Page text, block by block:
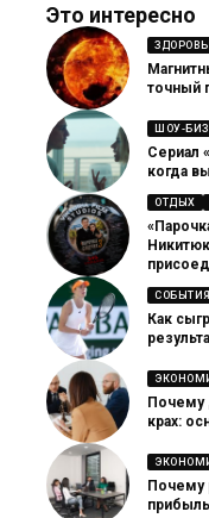
Это интересно
точный
ШОУ-
Сериал
когда
ОТДЫХ
СОБЫТИЯ
Как
Почему
крах:
Почему